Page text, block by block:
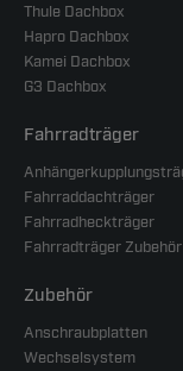
Thule Dachbox
Hapro Dachbox
Kamei Dachbox
G3 Dachbox
Fahrradträger
Fahrraddachträger
Fahrradheckträger
Fahrradträger Zubehör
Zubehör
Anschraubplatten
Wechselsystem